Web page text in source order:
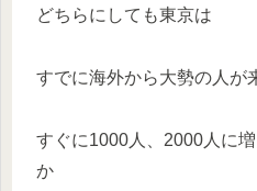
どちらにしても東京は
すでに海外から大勢の人が
すぐに1000人、2000人に
か